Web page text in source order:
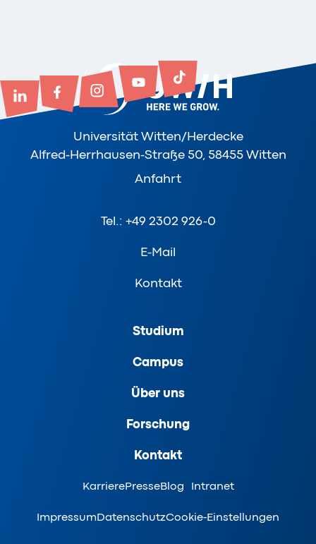
Universität Witten/Herdecke
Alfred-Herrhausen-Straße 50, 58455 Witten
Anfahrt
Tel.: +49 2302 926-0
E-Mail
Kontakt
Studium
Campus
Über uns
Forschung
Kontakt
KarrierePresseBlog Intranet
ImpressumDatenschutzCookie-Einstellungen